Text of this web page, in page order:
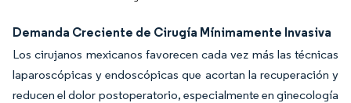
Demanda Creciente de Cirugía Mínimamente Invasiva
Los cirujanos mexicanos favorecen cada vez más las técnicas
laparoscópicas y endoscópicas que acortan la recuperación y
reducen el dolor postoperatorio, especialmente en ginecología